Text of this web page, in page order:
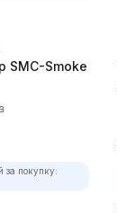
SMC-Smoke
за покупку: